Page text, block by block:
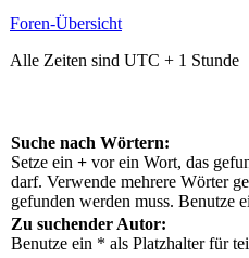
Foren-Übersicht
Alle Zeiten sind UTC + 1 Stunde
Suche nach Wörtern:
Setze ein + vor ein Wort, das
darf. Verwende mehrere Wörter
gefunden werden muss. Benutze
Zu suchender Autor:
Benutze ein * als Platzhalter für